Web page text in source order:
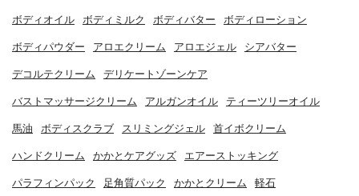
ボディオイル ボディミルク ボディバター ボディローション
ボディパウダー アロエクリーム アロエジェル シアバター
デコルテクリーム デリケートゾーンケア
バストマッサージクリーム アルガンオイル ティーツリーオイル
馬油 ボディスクラブ スリミングジェル 首イボクリーム
ハンドクリーム かかとケアグッズ エアーストッキング
パラフィンパック 足角質パック かかとクリーム 軽石